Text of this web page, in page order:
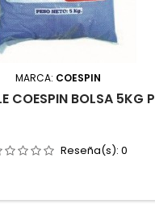
MARCA: COESPIN
COESPIN BOLSA 5KG P
Reseña(s): 0